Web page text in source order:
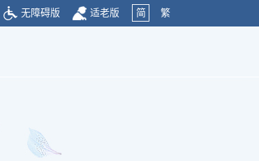
无障碍版 适老版 简 繁